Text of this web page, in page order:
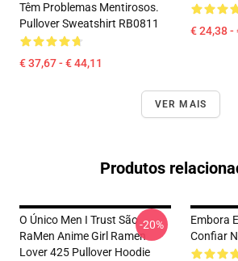
Têm Problemas Mentirosos.
Pullover Sweatshirt RB0811
€ 37,67 - € 44,11
€ 24,38 -
VER MAIS
Produtos
O Único Men I Trust São
RaMen Anime Girl Ramen
Lover 425 Pullover Hoodie
-20%
Embora
Confiar